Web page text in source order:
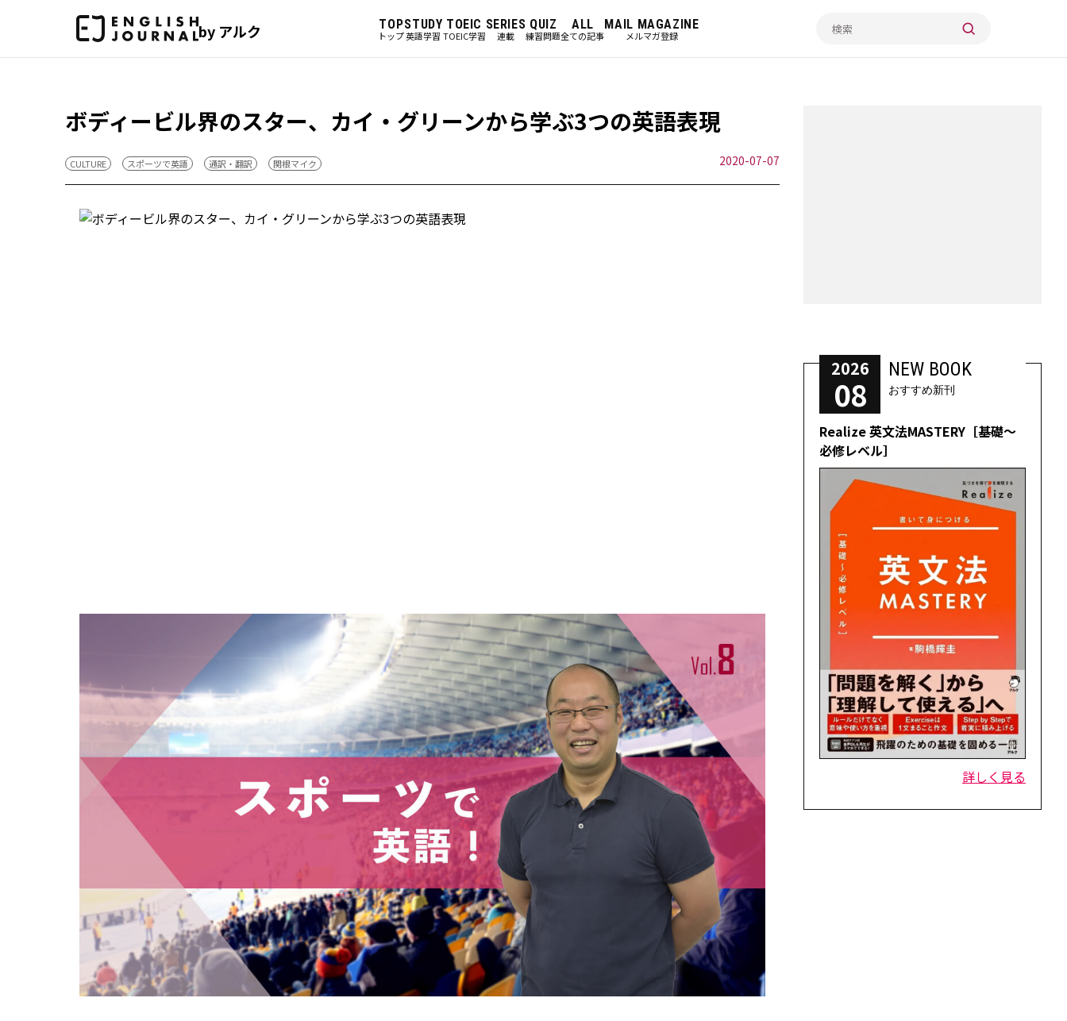
by アルク TOP
トップ
STUDY
英語学習
TOEIC
TOEIC学習
SERIES
連載
QUIZ
練習問題
ALL
全ての記事
MAIL MAGAZINE
メルマガ登録
ボディービル界のスター、カイ・グリーンから学ぶ3つの英語表現
CULTURE スポーツで英語 通訳・翻訳 関根マイク 2020-07-07
2026
08
NEW BOOK
おすすめ新刊
Realize 英文法MASTERY［基礎～
必修レベル］
詳しく見る